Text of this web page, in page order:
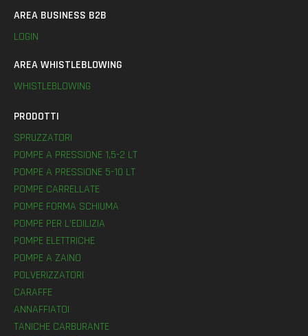
AREA BUSINESS B2B
LOGIN
AREA WHISTLEBLOWING
WHISTLEBLOWING
PRODOTTI
SPRUZZATORI
POMPE A PRESSIONE 1,5-2 LT
POMPE A PRESSIONE 5-10 LT
POMPE CARRELLATE
POMPE FORMA SCHIUMA
POMPE PER L’EDILIZIA
POMPE ELETTRICHE
POMPE A ZAINO
POLVERIZZATORI
CARAFFE
ANNAFFIATOI
TANICHE CARBURANTE